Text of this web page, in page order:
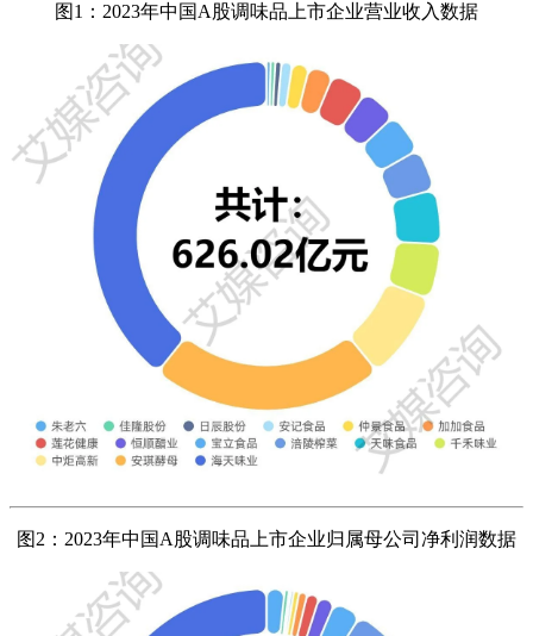
图1：2023年中国A股调味品上市企业营业收入数据
图2：2023年中国A股调味品上市企业归属母公司净利润数据